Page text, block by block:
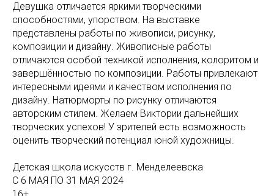
Девушка отличается яркими творческими
способностями, упорством. На выставке
представлены работы по живописи, рисунку,
композиции и дизайну. Живописные работы
отличаются особой техникой исполнения, колоритом и
завершённостью по композиции. Работы привлекают
интересными идеями и качеством исполнения по
дизайну. Натюрморты по рисунку отличаются
авторским стилем. Желаем Виктории дальнейших
творческих успехов! У зрителей есть возможность
оценить творческий потенциал юной художницы.
Детская школа искусств г. Менделеевска
С 6 МАЯ ПО 31 МАЯ 2024